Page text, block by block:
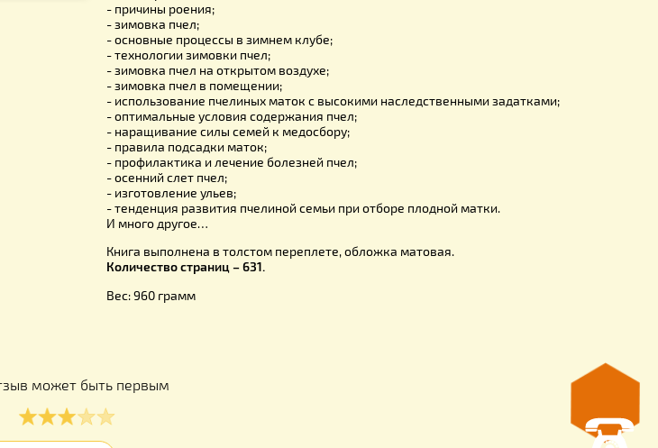
- непосредственное воздействие элекричества на пчел;
- размер, форма и объем улья;
- форма и размер пчелиной рамки. Межрамочное пространство;
- роение пчел;
- выход роя;
- причины роения;
- зимовка пчел;
- основные процессы в зимнем клубе;
- технологии зимовки пчел;
- зимовка пчел на открытом воздухе;
- зимовка пчел в помещении;
- использование пчелиных маток с высокими наследственными
- оптимальные условия содержания пчел;
- наращивание силы семей к медосбору;
- правила подсадки маток;
- профилактика и лечение болезней пчел;
- изготовление ульев;